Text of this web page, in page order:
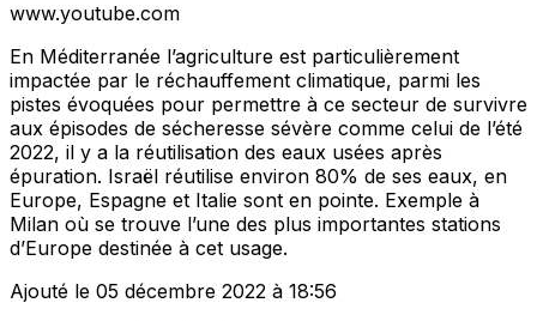
www.youtube.com
En Méditerranée l’agriculture est particulièrement
impactée par le réchauffement climatique, parmi les
pistes évoquées pour permettre à ce secteur de survivre
aux épisodes de sécheresse sévère comme celui de l’été
2022, il y a la réutilisation des eaux usées après
épuration. Israël réutilise environ 80% de ses eaux, en
Europe, Espagne et Italie sont en pointe. Exemple à
Milan où se trouve l’une des plus importantes stations
d’Europe destinée à cet usage.
Ajouté le 05 décembre 2022 à 18:56